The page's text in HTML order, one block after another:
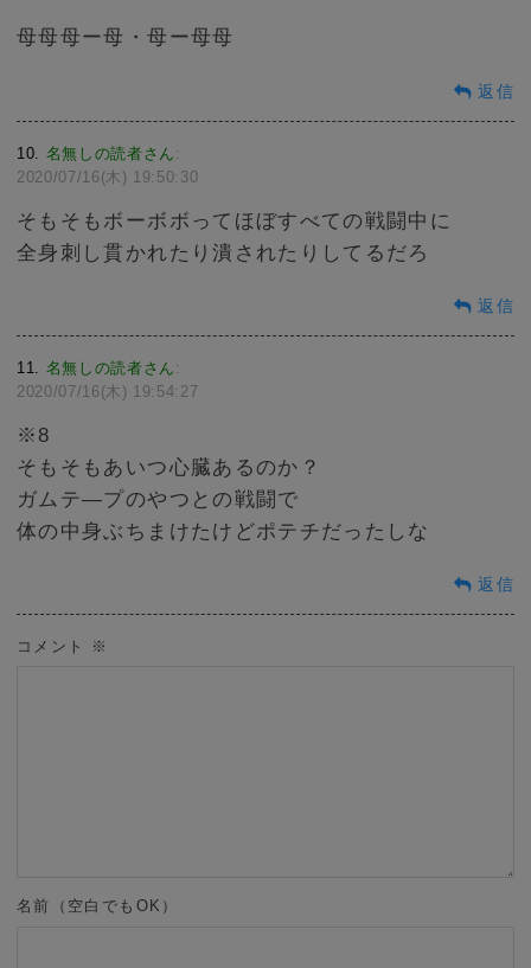
母母母ー母・母ー母母
返信
10 名無しの読者さん :
2020/07/16(木) 19:50:30
そもそもボーボボってほぼすべての戦闘中に
全身刺し貫かれたり潰されたりしてるだろ
返信
11 名無しの読者さん :
2020/07/16(木) 19:54:27
※8
そもそもあいつ心臓あるのか？
ガムテ―プのやつとの戦闘で
体の中身ぶちまけたけどポテチだったしな
返信
コメント ※
名前（空白でもOK）